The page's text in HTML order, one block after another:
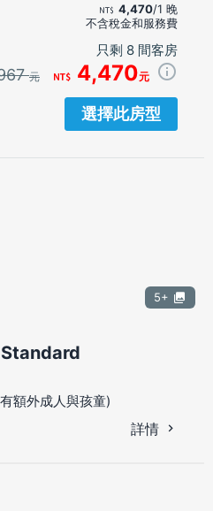
4,470/1 晚
不含稅金和服務費
只剩 8 間客房
元 4,470元
選擇此房型
5+
額外成人與孩童)
詳情